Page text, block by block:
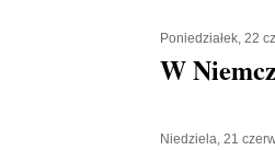
Poniedziałek, 22
W
Niedziela, 21